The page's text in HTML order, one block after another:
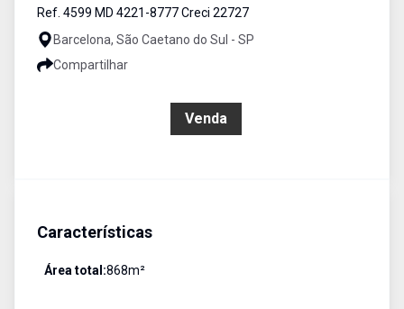
Ref. 4599 MD 4221-8777 Creci 22727
Barcelona, São Caetano do Sul - SP
Compartilhar
Venda
Características
Área total:868m²